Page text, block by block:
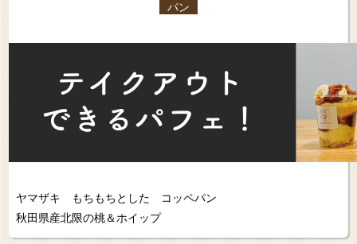
パン
ヤマザキ もちもちとした コッペパン
秋田県産北限の桃＆ホイップ